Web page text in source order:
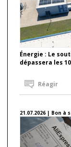
Énergie : Le
dépassera les
Réagir
21.07.2026 | Bon à